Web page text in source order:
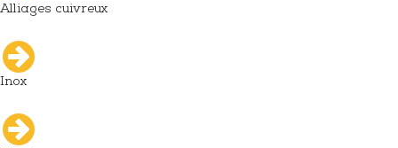
Alliages cuivreux
Inox